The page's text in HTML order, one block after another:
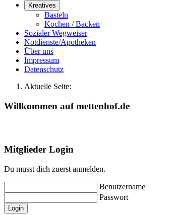
Kreatives
Basteln
Kochen / Backen
Sozialer Wegweiser
Notdienste/Apotheken
Über uns
Impressum
Datenschutz
Aktuelle Seite:
Willkommen auf mettenhof.de
Mitglieder Login
Du musst dich zuerst anmelden.
Benutzername
Passwort
Login